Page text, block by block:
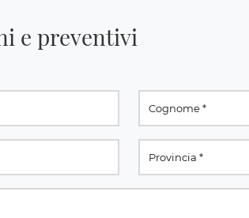
e preventivi